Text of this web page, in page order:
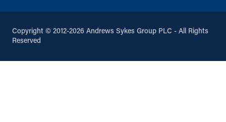
Copyright © 2012-2026 Andrews Sykes Group PLC - All Rights
Reserved